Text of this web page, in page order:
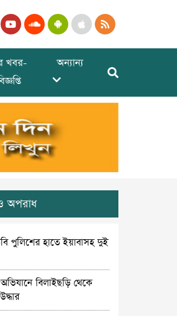
খবর-
অন্যান্য
অপরাধ
পুলিশের হাতে ইয়াবাসহ দুই
অভিযানে বিলাইছড়ি থেকে